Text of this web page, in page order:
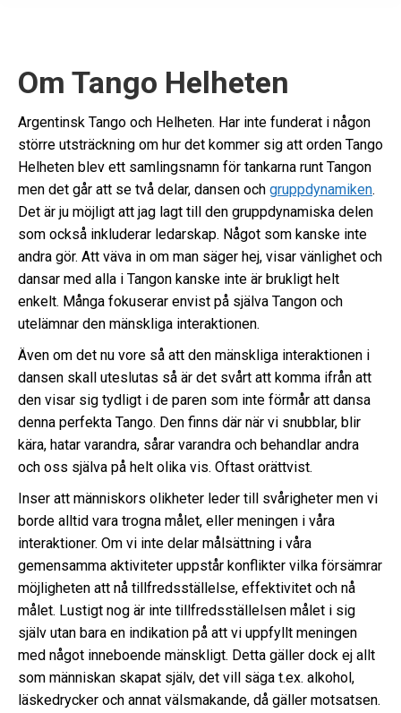
Om Tango Helheten
Argentinsk Tango och Helheten. Har inte funderat i någon
större utsträckning om hur det kommer sig att orden Tango
Helheten blev ett samlingsnamn för tankarna runt Tangon
men det går att se två delar, dansen och gruppdynamiken.
Det är ju möjligt att jag lagt till den gruppdynamiska delen
som också inkluderar ledarskap. Något som kanske inte
andra gör. Att väva in om man säger hej, visar vänlighet och
dansar med alla i Tangon kanske inte är brukligt helt
enkelt. Många fokuserar envist på själva Tangon och
utelämnar den mänskliga interaktionen.
Även om det nu vore så att den mänskliga interaktionen i
dansen skall uteslutas så är det svårt att komma ifrån att
den visar sig tydligt i de paren som inte förmår att dansa
denna perfekta Tango. Den finns där när vi snubblar, blir
kära, hatar varandra, sårar varandra och behandlar andra
och oss själva på helt olika vis. Oftast orättvist.
Inser att människors olikheter leder till svårigheter men vi
borde alltid vara trogna målet, eller meningen i våra
interaktioner. Om vi inte delar målsättning i våra
gemensamma aktiviteter uppstår konflikter vilka försämrar
möjligheten att nå tillfredsställelse, effektivitet och nå
målet. Lustigt nog är inte tillfredsställelsen målet i sig
själv utan bara en indikation på att vi uppfyllt meningen
med något inneboende mänskligt. Detta gäller dock ej allt
som människan skapat själv, det vill säga t.ex. alkohol,
läskedrycker och annat välsmakande, då gäller motsatsen.